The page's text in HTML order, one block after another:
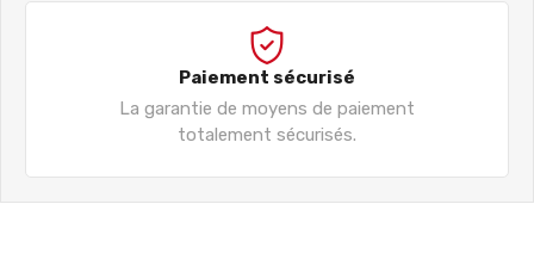
Paiement sécurisé
La garantie de moyens de paiement
totalement sécurisés.